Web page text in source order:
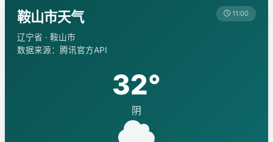
鞍山市天气
辽宁省 · 鞍山市
数据来源：腾讯官方API
11:00
32°
阴